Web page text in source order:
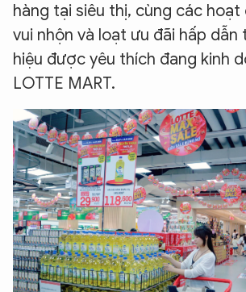
hàng tại siêu thị, cùng các
vui nhộn và loạt ưu đãi hấp
hiệu được yêu thích đang kinh
LOTTE MART.